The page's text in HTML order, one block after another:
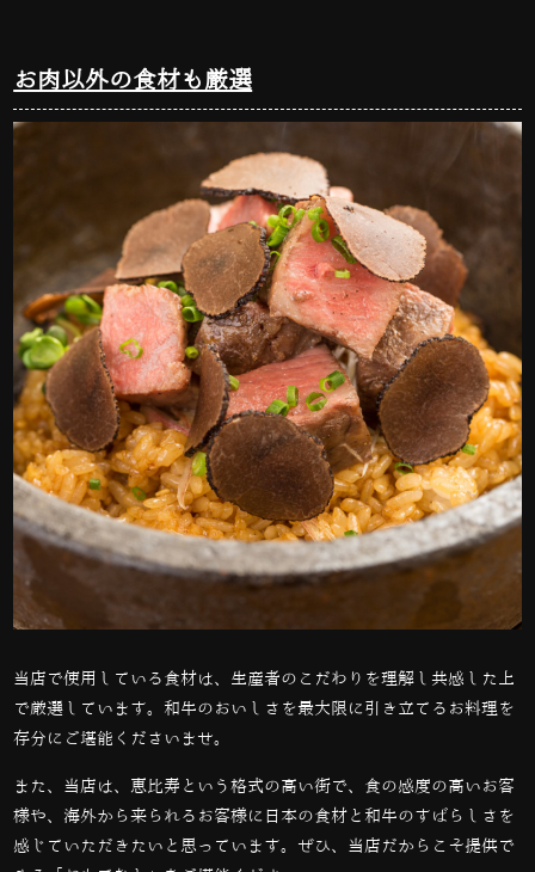
お肉以外の食材も厳選
当店で使用している食材は、生産者のこだわりを理解し共感した上
で厳選しています。和牛のおいしさを最大限に引き立てるお料理を
存分にご堪能くださいませ。
また、当店は、恵比寿という格式の高い街で、食の感度の高いお客
様や、海外から来られるお客様に日本の食材と和牛のすばらしさを
感じていただきたいと思っています。ぜひ、当店だからこそ提供で